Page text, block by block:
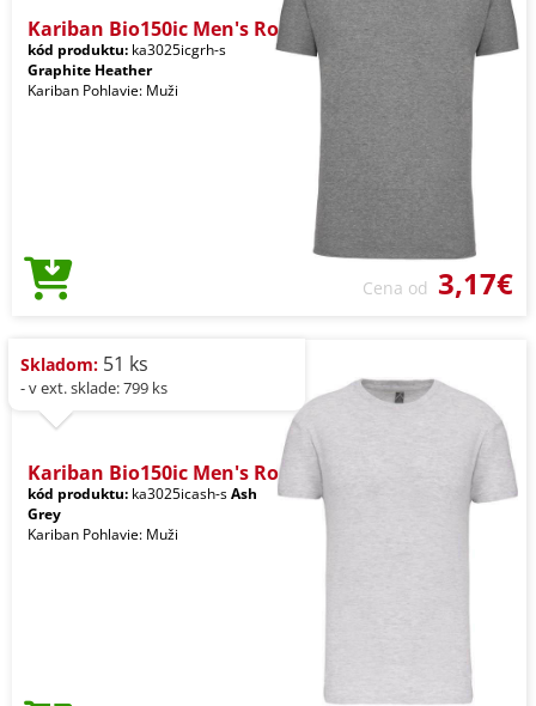
Kariban Bio150ic Men's Ro
kód produktu: ka3025icgrh-s
Graphite Heather
Kariban Pohlavie: Muži
Cena od 3,17€
Skladom: 51 ks
- v ext. sklade: 799 ks
Kariban Bio150ic Men's Ro
kód produktu: ka3025icash-sAsh
Grey
Kariban Pohlavie: Muži